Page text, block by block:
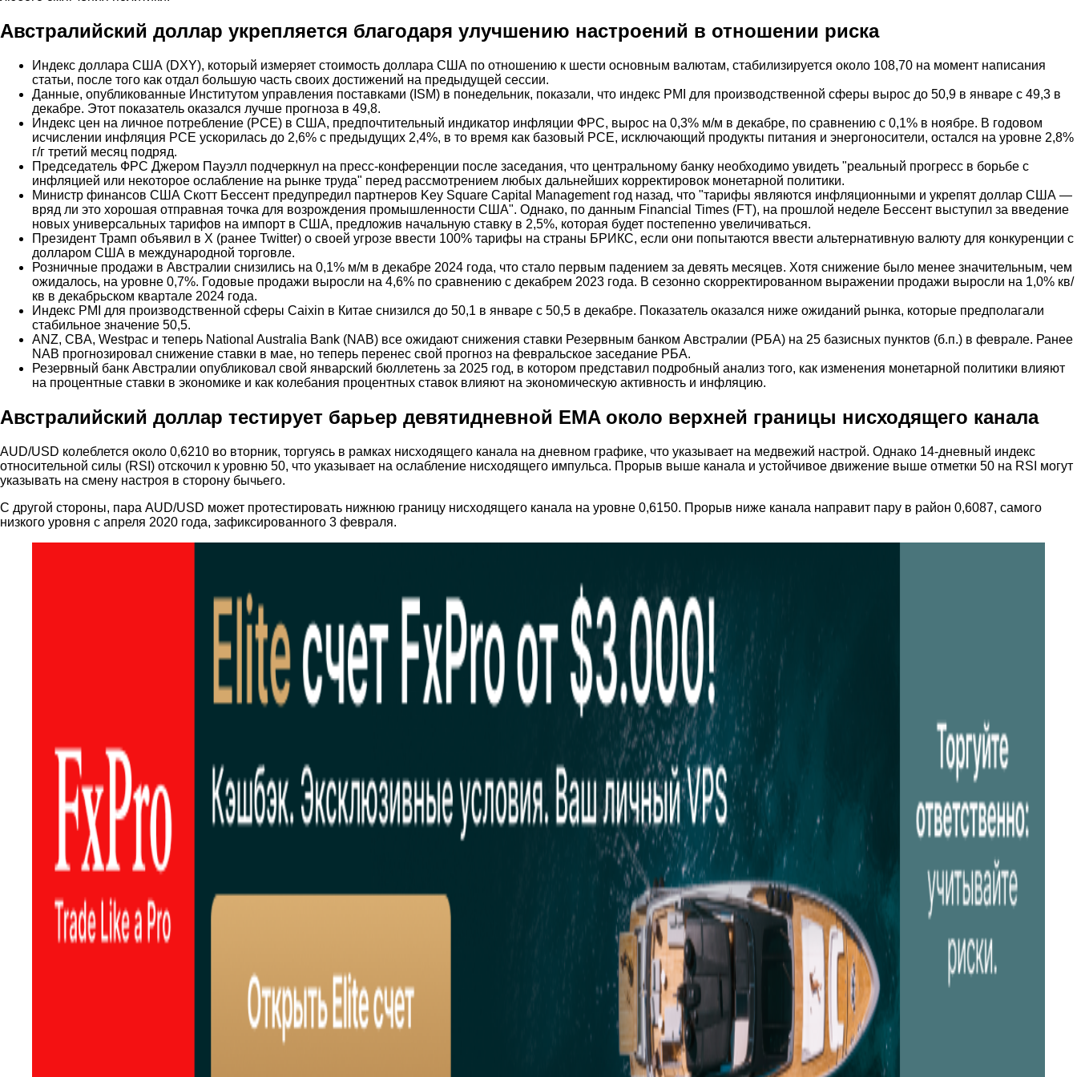
Австралийский доллар укрепляется благодаря улучшению настроений в отношении риска
Индекс доллара США (DXY), который измеряет стоимость доллара США по отношению к шести основным валютам, стабилизируется около 108,70 на момент написания
статьи, после того как отдал большую часть своих достижений на предыдущей сессии.
Данные, опубликованные Институтом управления поставками (ISM) в понедельник, показали, что индекс PMI для производственной сферы вырос до 50,9 в январе с 49,3 в
декабре. Этот показатель оказался лучше прогноза в 49,8.
Индекс цен на личное потребление (PCE) в США, предпочтительный индикатор инфляции ФРС, вырос на 0,3% м/м в декабре, по сравнению с 0,1% в ноябре. В годовом
исчислении инфляция PCE ускорилась до 2,6% с предыдущих 2,4%, в то время как базовый PCE, исключающий продукты питания и энергоносители, остался на уровне 2,8%
г/г третий месяц подряд.
Председатель ФРС Джером Пауэлл подчеркнул на пресс-конференции после заседания, что центральному банку необходимо увидеть "реальный прогресс в борьбе с
инфляцией или некоторое ослабление на рынке труда" перед рассмотрением любых дальнейших корректировок монетарной политики.
Министр финансов США Скотт Бессент предупредил партнеров Key Square Capital Management год назад, что "тарифы являются инфляционными и укрепят доллар США —
вряд ли это хорошая отправная точка для возрождения промышленности США". Однако, по данным Financial Times (FT), на прошлой неделе Бессент выступил за введение
новых универсальных тарифов на импорт в США, предложив начальную ставку в 2,5%, которая будет постепенно увеличиваться.
Президент Трамп объявил в X (ранее Twitter) о своей угрозе ввести 100% тарифы на страны БРИКС, если они попытаются ввести альтернативную валюту для конкуренции с
долларом США в международной торговле.
Розничные продажи в Австралии снизились на 0,1% м/м в декабре 2024 года, что стало первым падением за девять месяцев. Хотя снижение было менее значительным, чем
ожидалось, на уровне 0,7%. Годовые продажи выросли на 4,6% по сравнению с декабрем 2023 года. В сезонно скорректированном выражении продажи выросли на 1,0% кв/
кв в декабрьском квартале 2024 года.
Индекс PMI для производственной сферы Caixin в Китае снизился до 50,1 в январе с 50,5 в декабре. Показатель оказался ниже ожиданий рынка, которые предполагали
стабильное значение 50,5.
ANZ, CBA, Westpac и теперь National Australia Bank (NAB) все ожидают снижения ставки Резервным банком Австралии (РБА) на 25 базисных пунктов (б.п.) в феврале. Ранее
NAB прогнозировал снижение ставки в мае, но теперь перенес свой прогноз на февральское заседание РБА.
Резервный банк Австралии опубликовал свой январский бюллетень за 2025 год, в котором представил подробный анализ того, как изменения монетарной политики влияют
на процентные ставки в экономике и как колебания процентных ставок влияют на экономическую активность и инфляцию.
Австралийский доллар тестирует барьер девятидневной EMA около верхней границы нисходящего канала
AUD/USD колеблется около 0,6210 во вторник, торгуясь в рамках нисходящего канала на дневном графике, что указывает на медвежий настрой. Однако 14-дневный индекс
относительной силы (RSI) отскочил к уровню 50, что указывает на ослабление нисходящего импульса. Прорыв выше канала и устойчивое движение выше отметки 50 на RSI могут
указывать на смену настроя в сторону бычьего.
С другой стороны, пара AUD/USD может протестировать нижнюю границу нисходящего канала на уровне 0,6150. Прорыв ниже канала направит пару в район 0,6087, самого
низкого уровня с апреля 2020 года, зафиксированного 3 февраля.